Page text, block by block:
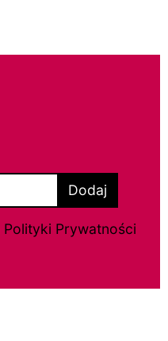
Dodaj
Polityki Prywatności